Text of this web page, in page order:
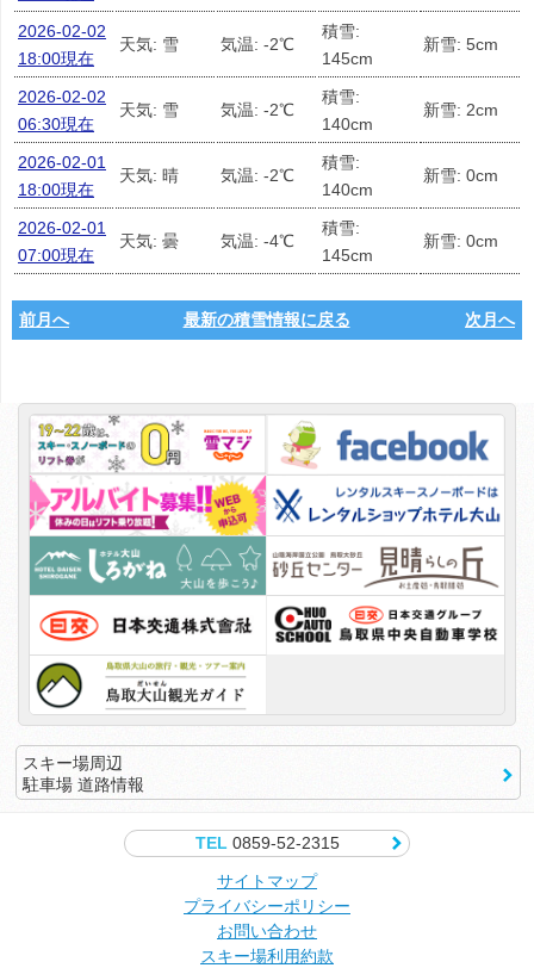
2026-02-02
18:00現在
天気: 雪 気温: -2℃
積雪:
145cm
新雪: 5cm
2026-02-02
06:30現在
天気: 雪 気温: -2℃
積雪:
140cm
新雪: 2cm
2026-02-01
18:00現在
天気: 晴 気温: -2℃
積雪:
140cm
新雪: 0cm
2026-02-01
07:00現在
天気: 曇 気温: -4℃
積雪:
145cm
新雪: 0cm
前月へ 最新の積雪情報に戻る 次月へ
スキー場周辺
駐車場 道路情報
TEL0859-52-2315
サイトマップ
プライバシーポリシー
お問い合わせ
スキー場利用約款